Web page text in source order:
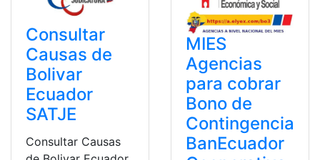
Consultar
Causas de
Bolivar
Ecuador
SATJE
Consultar Causas
MIES
Agencias
para cobrar
Bono de
Contingencia
BanEcuador